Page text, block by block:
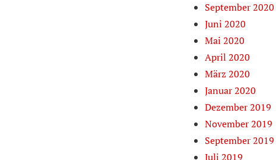
September 2020
Juni 2020
Mai 2020
April 2020
März 2020
Januar 2020
Dezember 2019
November 2019
September 2019
Juli 2019